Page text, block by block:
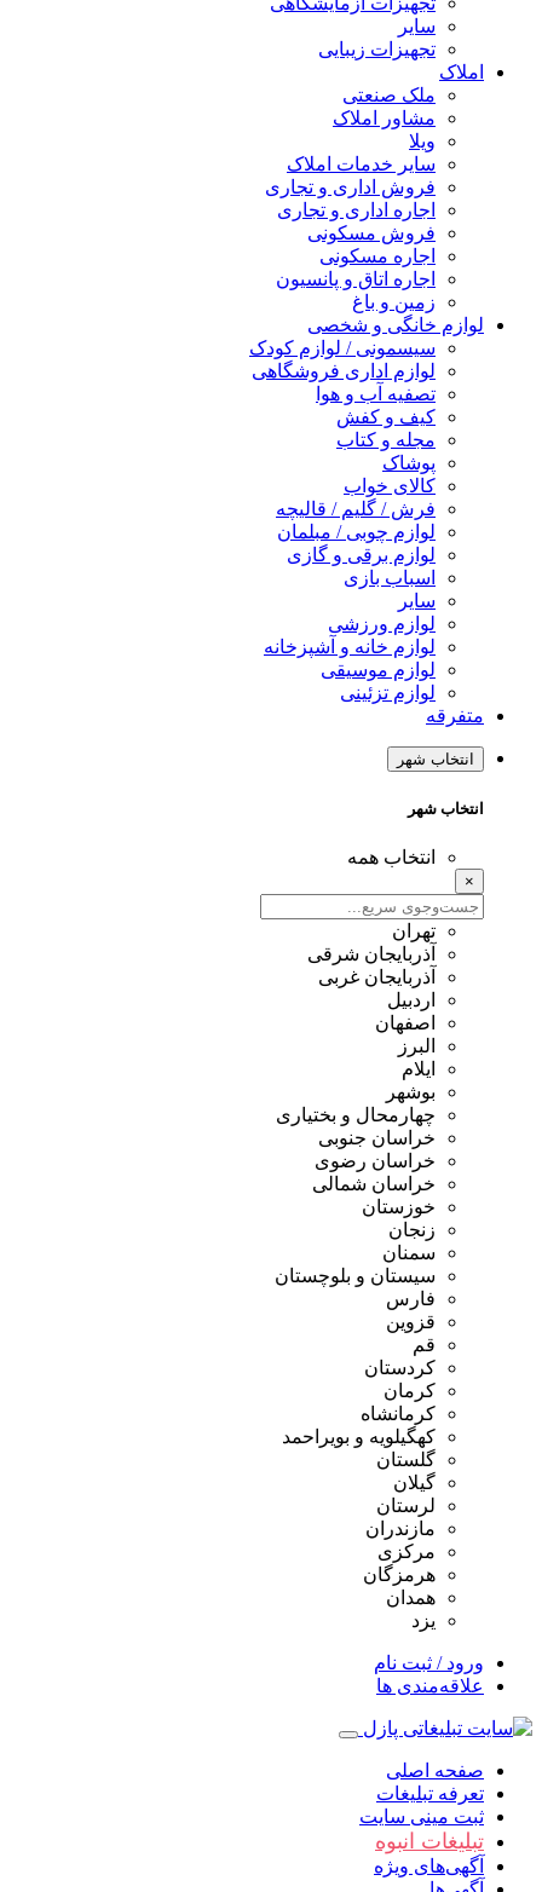
سایر
تجهیزات زیبایی
املاک
ملک صنعتی
مشاور املاک
ویلا
سایر خدمات املاک
فروش اداری و تجاری
اجاره اداری و تجاری
فروش مسکونی
اجاره مسکونی
اجاره اتاق و پانسیون
زمین و باغ
لوازم خانگی و شخصی
سیسمونی / لوازم کودک
لوازم اداری فروشگاهی
تصفیه آب و هوا
کیف و کفش
مجله و کتاب
پوشاک
کالای خواب
فرش / گلیم / قالیچه
لوازم چوبی / مبلمان
لوازم برقی و گازی
اسباب بازی
سایر
لوازم ورزشی
لوازم خانه و آشپزخانه
لوازم موسیقی
لوازم تزئینی
متفرقه
انتخاب شهر
انتخاب شهر
انتخاب همه
×
تهران
آذربایجان شرقی
آذربایجان غربی
اردبیل
اصفهان
البرز
ایلام
بوشهر
چهارمحال و بختیاری
خراسان جنوبی
خراسان رضوی
خراسان شمالی
خوزستان
زنجان
سمنان
سیستان و بلوچستان
فارس
قزوین
قم
کردستان
کرمان
کرمانشاه
کهگیلویه و بویراحمد
گلستان
گیلان
لرستان
مازندران
مرکزی
هرمزگان
همدان
یزد
ورود / ثبت نام
علاقه‌مندی ها
صفحه اصلی
تعرفه تبلیغات
ثبت مینی سایت
تبلیغات انبوه
آگهی‌های ویژه